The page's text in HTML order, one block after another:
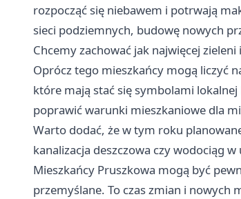
rozpocząć się niebawem i potrwają
sieci podziemnych, budowę nowych
Chcemy zachować jak najwięcej
Oprócz tego mieszkańcy mogą liczyć
które mają stać się symbolami
poprawić warunki mieszkaniowe dla
Warto dodać, że w tym roku
kanalizacja deszczowa czy wodociąg
Mieszkańcy Pruszkowa mogą być
przemyślane. To czas zmian i nowych